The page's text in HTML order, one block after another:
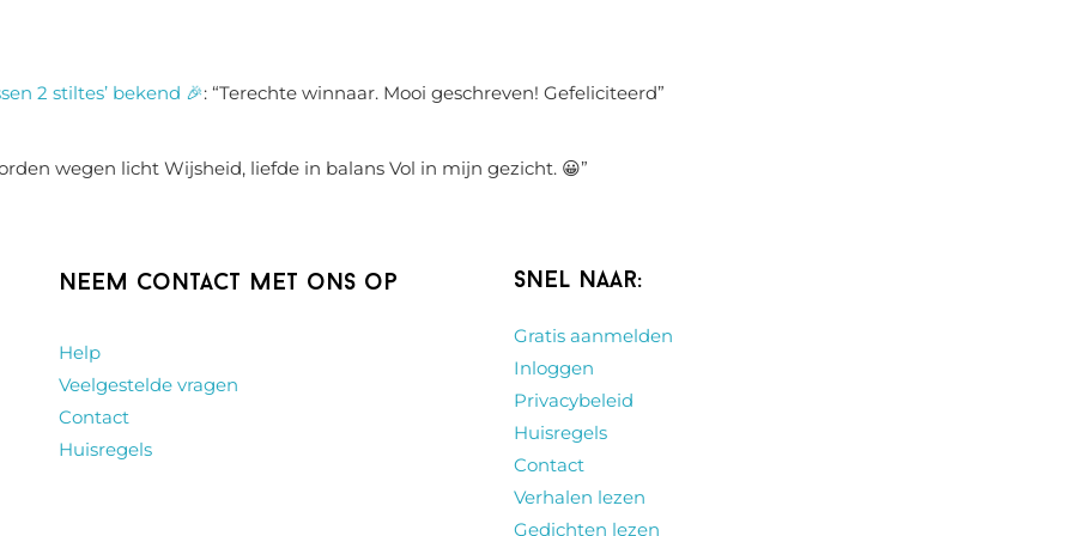
2 stiltes’ bekend 🎉: “Terechte winnaar. Mooi geschreven! Gefeliciteerd”
wegen licht Wijsheid, liefde in balans Vol in mijn gezicht. 😀”
Neem contact met ons op
Help
Veelgestelde vragen
Contact
Huisregels
Snel naar:
Gratis aanmelden
Inloggen
Privacybeleid
Huisregels
Contact
Verhalen lezen
Gedichten lezen